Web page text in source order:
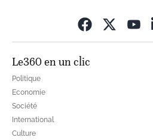
Le360 en un clic
Politique
Economie
Société
International
Culture